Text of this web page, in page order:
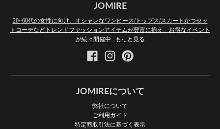
JOMIRE
20~60代の女性に向け、オシャレなワンピース/トップス/スカートかつセッ
トコーデなどトレンドファッションアイテムが豊富に揃え、お得なイベント
が続々開催中...もっと見る
JOMIREについて
弊社について
ご利用ガイド
特定商取引法に基づく表示